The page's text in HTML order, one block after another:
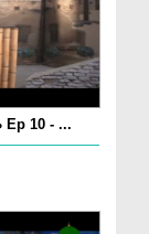
Khandan e Rasool صلی اللہ علیہ وآلہ وسلم Ep 10 - ...